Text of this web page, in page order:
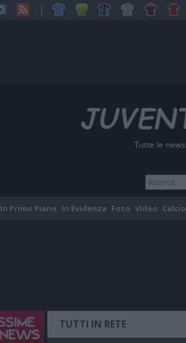
In Primo Piano In Evidenza Foto Video Calcio
TUTTI IN RETE